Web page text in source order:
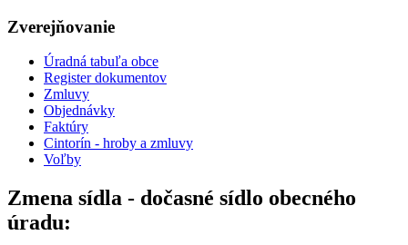
Zverejňovanie
Úradná tabuľa obce
Register dokumentov
Zmluvy
Objednávky
Faktúry
Cintorín - hroby a zmluvy
Voľby
Zmena sídla - dočasné sídlo obecného
úradu: